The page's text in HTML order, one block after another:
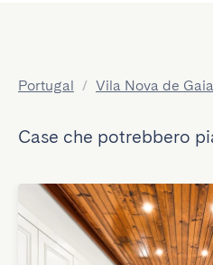
Portugal / Vila Nova de Gaia
Case che potrebbero